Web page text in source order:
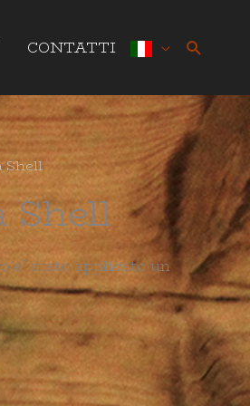
CONTATTI Cerca
Shell
Shell
e’ stato applicato un